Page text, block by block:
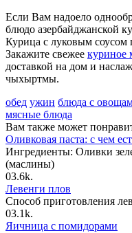
Если Вам надоело
блюдо азербайджанской
Курица с луковым соусом
Закажите свежее куриное
доставкой на дом и
чыхыртмы.
обед ужин блюда с
мясные блюда
Вам также может
Оливковая паста: с чем
Ингредиенты: Оливки
(маслины)
03.6k.
Левенги плов
Способ приготовления
03.1k.
Яичница с помидорами